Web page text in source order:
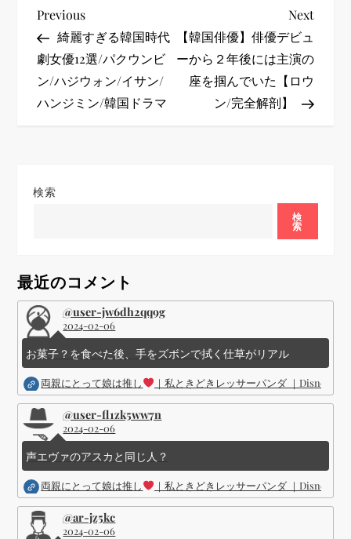
投
稿
ナ
ー
ョ
ン
Previous
Post
Previous
綺麗すぎる韓国時代
劇女優12選/パクウンビ
ン/ハジウォン/イサン/
ハンジミン/韓国ドラマ
Next
Next
【韓国俳優】俳優デビュ
ーから２年後には主演の
座を掴んでいた【ロウ
ン/完全解剖】
検索
検
索
最近のコメント
@user-jw6dh2qq9g
2024-02-06
お菓子？を食べた後、手をズボンで拭く仕草がリアル
両親にとって娘は推し ｜私ときどきレッサーパンダ ｜Disney (
@user-fl1zk5ww7n
2024-02-06
声エヴァのアスカと同じ人？
両親にとって娘は推し ｜私ときどきレッサーパンダ ｜Disney (
@ar-jz5kc
2024-02-06